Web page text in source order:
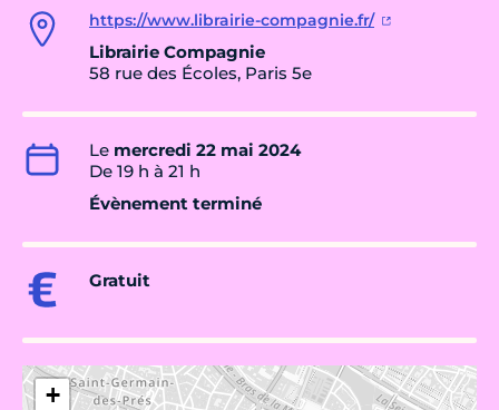
https://www.librairie-compagnie.fr/
Librairie Compagnie
58 rue des Écoles, Paris 5e
Le mercredi 22 mai 2024
De 19 h à 21 h
Évènement terminé
Gratuit
+